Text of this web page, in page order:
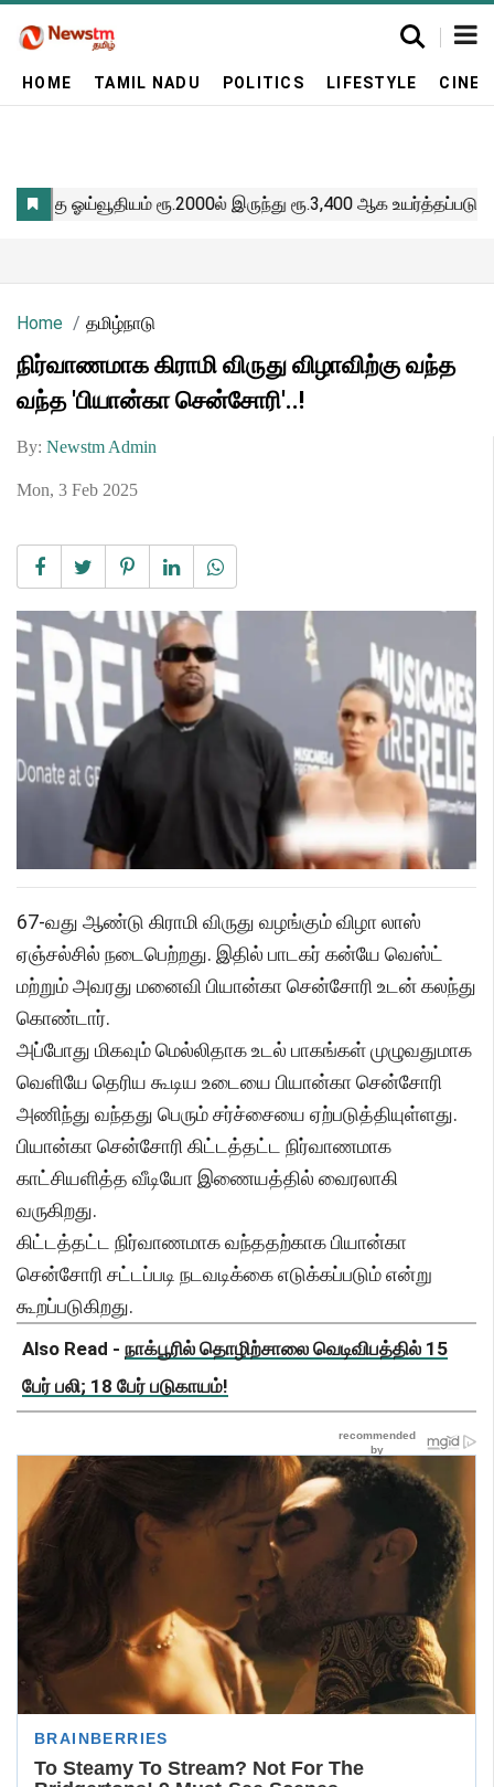
HOME TAMIL NADU POLITICS LIFESTYLE
Home தமிழ்நாடு
நிர்வாணமாக கிராமி விருது விழாவிற்கு வந்த
வந்த 'பியான்கா சென்சோரி'..!
By: Newstm Admin
Mon, 3 Feb 2025
67-வது ஆண்டு கிராமி விருது வழங்கும் விழா லாஸ்
ஏஞ்சல்சில் நடைபெற்றது. இதில் பாடகர் கன்யே வெஸ்ட்
மற்றும் அவரது மனைவி பியான்கா சென்சோரி உடன் கலந்து
கொண்டார்.
அப்போது மிகவும் மெல்லிதாக உடல் பாகங்கள் முழுவதுமாக
வெளியே தெரிய கூடிய உடையை பியான்கா சென்சோரி
அணிந்து வந்தது பெரும் சர்ச்சையை ஏற்படுத்தியுள்ளது.
பியான்கா சென்சோரி கிட்டத்தட்ட நிர்வாணமாக
காட்சியளித்த வீடியோ இணையத்தில் வைரலாகி
வருகிறது.
கிட்டத்தட்ட நிர்வாணமாக வந்ததற்காக பியான்கா
சென்சோரி சட்டப்படி நடவடிக்கை எடுக்கப்படும் என்று
கூறப்படுகிறது.
Also Read - நாக்பூரில் தொழிற்சாலை வெடிவிபத்தில் 15
பேர் பலி; 18 பேர் படுகாயம்!